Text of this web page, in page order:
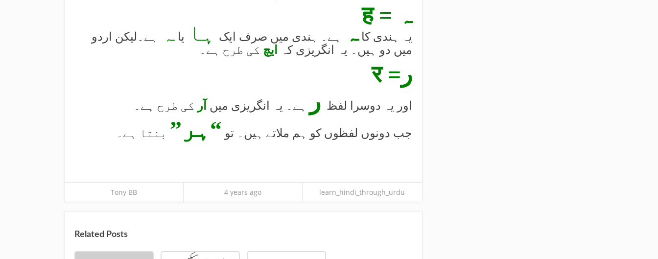
ह = ہ
یہ ہندی کاہ ہے۔ ہندی میں صرف ایک ہا یاہ
ہے۔لیکن اردو
میں دو ہیں۔ یہ انگریزی کہ
ایچ کی طرح ہے۔
र =ر
اور یہ دوسرا لفظ ر ہے۔ یہ انگریزی میں آر کی طرح ہے۔
جب دونوں لفظوں کو ہم ملاتے ہیں۔ تو “ہر” بنتا ہے۔
Tony BB 4 years ago learn_hindi_through_urdu
Related Posts